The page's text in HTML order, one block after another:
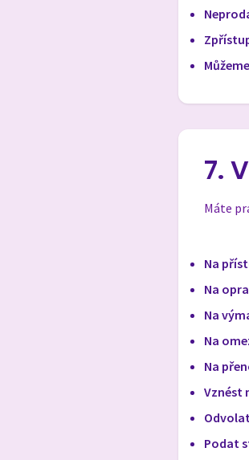
7.
Máte
Na
Na
Na
Na
Na
Vznést
Podat